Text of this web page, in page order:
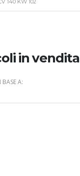
140 KW 102
in vendita
BASE A: